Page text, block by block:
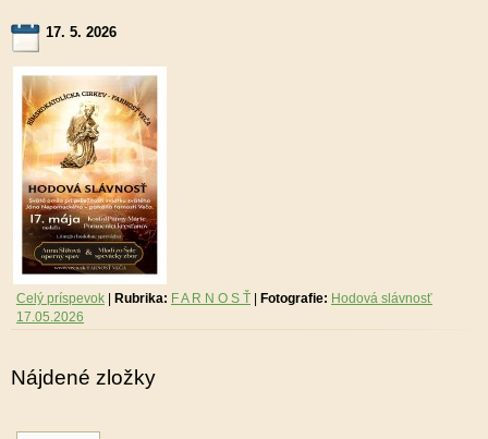
17. 5. 2026
Celý príspevok Rubrika: F A R N O S Ť Fotografie: Hodová slávnosť
17.05.2026
Nájdené zložky